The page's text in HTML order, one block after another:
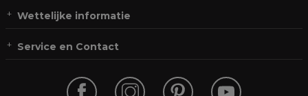
Wettelijke informatie
Service en Contact